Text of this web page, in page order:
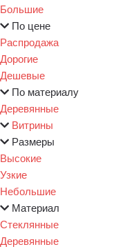
Большие
По цене
Распродажа
Дорогие
Дешевые
По материалу
Деревянные
Витрины
Размеры
Высокие
Узкие
Небольшие
Материал
Стеклянные
Деревянные